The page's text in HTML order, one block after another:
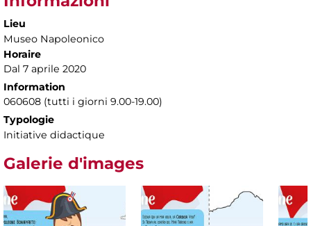
Lieu
Museo Napoleonico
Horaire
Dal 7 aprile 2020
Information
060608 (tutti i giorni 9.00-19.00)
Typologie
Initiative didactique
Galerie d'images